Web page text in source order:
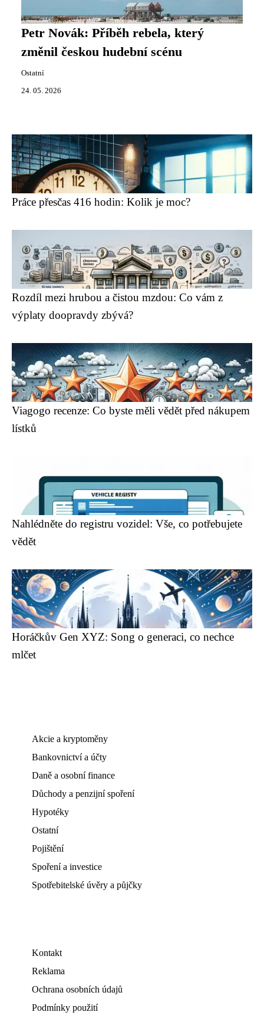
Petr Novák: Příběh rebela, který
změnil českou hudební scénu
Ostatní
24. 05. 2026
Práce přesčas 416 hodin: Kolik je moc?
Rozdíl mezi hrubou a čistou mzdou: Co vám z
výplaty doopravdy zbývá?
Viagogo recenze: Co byste měli vědět před nákupem
lístků
Nahlédněte do registru vozidel: Vše, co potřebujete
vědět
Horáčkův Gen XYZ: Song o generaci, co nechce
mlčet
Akcie a kryptoměny
Bankovnictví a účty
Daně a osobní finance
Důchody a penzijní spoření
Hypotéky
Ostatní
Pojištění
Spoření a investice
Spotřebitelské úvěry a půjčky
Kontakt
Reklama
Ochrana osobních údajů
Podmínky použití